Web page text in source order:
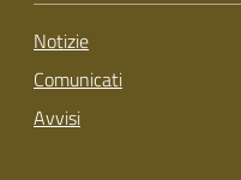
Notizie
Comunicati
Avvisi